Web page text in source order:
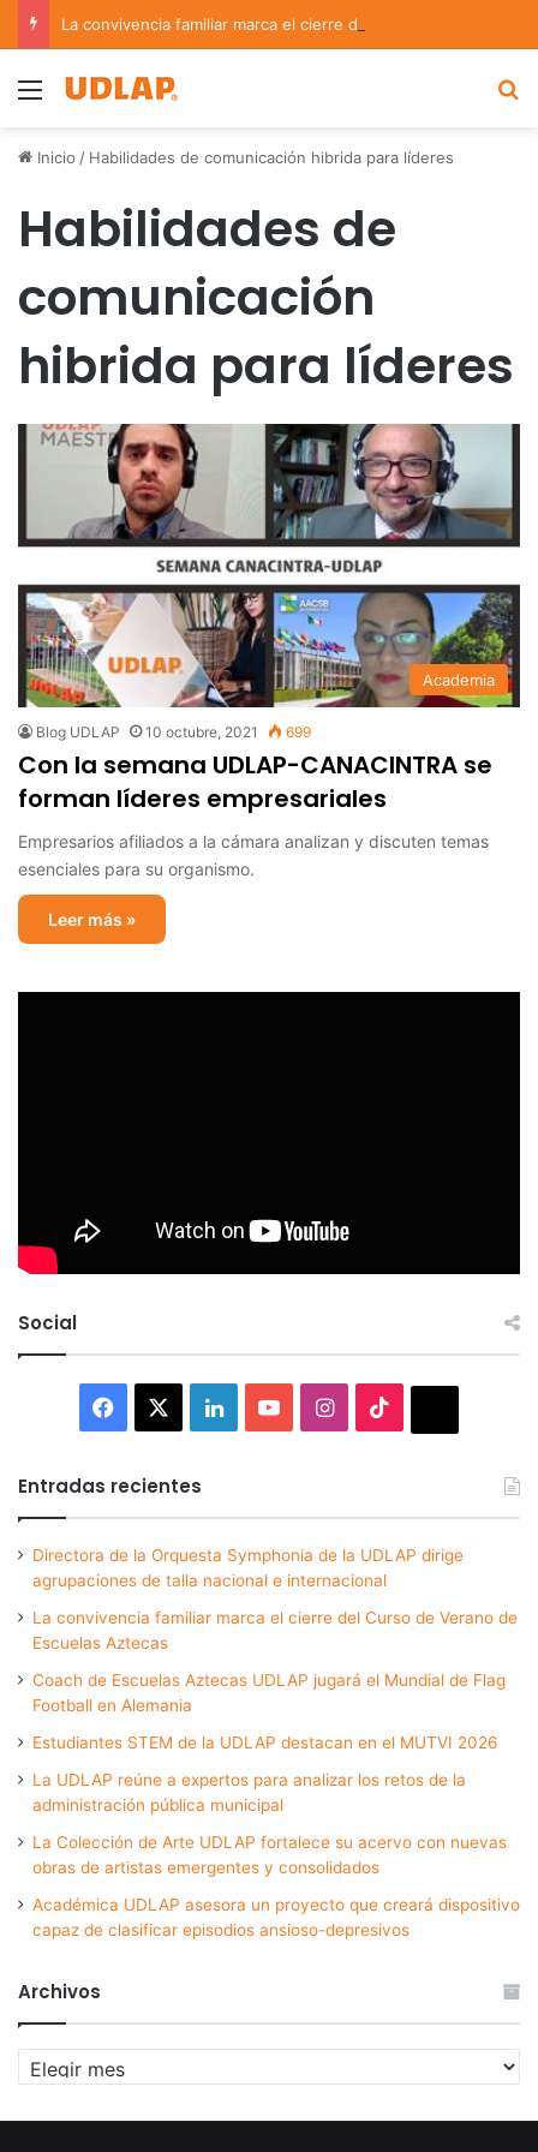
Menu
Inicio / Habilidades de comunicación hibrida para líderes
Habilidades de
comunicación
hibrida para líderes
Academia
Blog UDLAP 10 octubre, 2021 699
Con la semana UDLAP-CANACINTRA se
forman líderes empresariales
Empresarios afiliados a la cámara analizan y discuten temas
esenciales para su organismo.
Leer más »
Social
Facebook LinkedInYouTubeInstagram
Entradas recientes
Directora de la Orquesta Symphonia de la UDLAP dirige
agrupaciones de talla nacional e internacional
La convivencia familiar marca el cierre del Curso de Verano de
Escuelas Aztecas
Coach de Escuelas Aztecas UDLAP jugará el Mundial de Flag
Football en Alemania
Estudiantes STEM de la UDLAP destacan en el MUTVI 2026
La UDLAP reúne a expertos para analizar los retos de la
administración pública municipal
La Colección de Arte UDLAP fortalece su acervo con nuevas
obras de artistas emergentes y consolidados
Académica UDLAP asesora un proyecto que creará dispositivo
capaz de clasificar episodios ansioso-depresivos
Archivos
Archivos